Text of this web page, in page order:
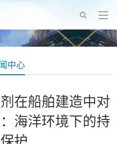
中心
在船舶建造中对
海洋环境下的持